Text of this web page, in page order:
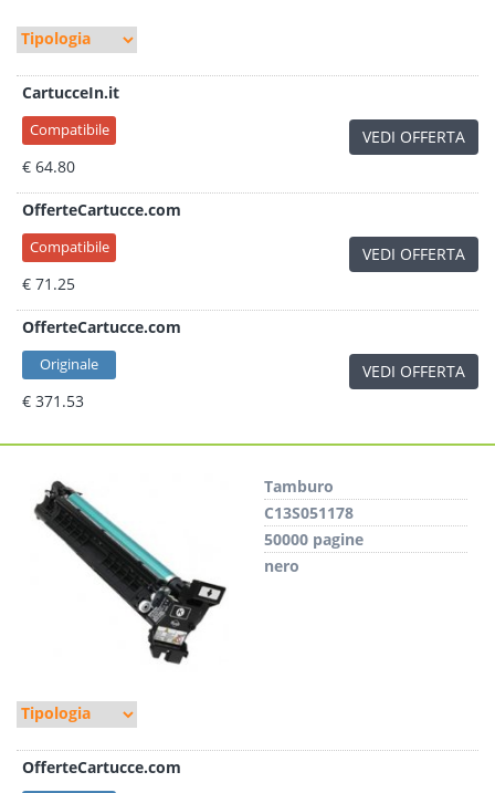
CartucceIn.it
Compatibile
€ 64.80
VEDI OFFERTA
OfferteCartucce.com
Compatibile
€ 71.25
VEDI OFFERTA
OfferteCartucce.com
Originale
€ 371.53
VEDI OFFERTA
Tamburo
C13S051178
50000 pagine
nero
OfferteCartucce.com